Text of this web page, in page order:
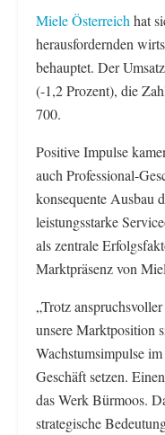
Miele Österreich hat
herausfordernden
behauptet. Der
(-1,2 Prozent), die
700.
Positive Impulse
auch Professional-
konsequente Ausbau
leistungsstarke
als zentrale
Marktpräsenz von
„Trotz
unsere Marktposition
Wachstumsimpulse
Geschäft setzen.
das Werk Bürmoos.
strategische